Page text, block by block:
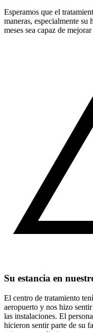
Esperamos que el
maneras, especialmente su
meses sea capaz de
Su estancia en
El centro de tratamiento
aeropuerto y nos hizo
las instalaciones. El
hicieron sentir parte de su